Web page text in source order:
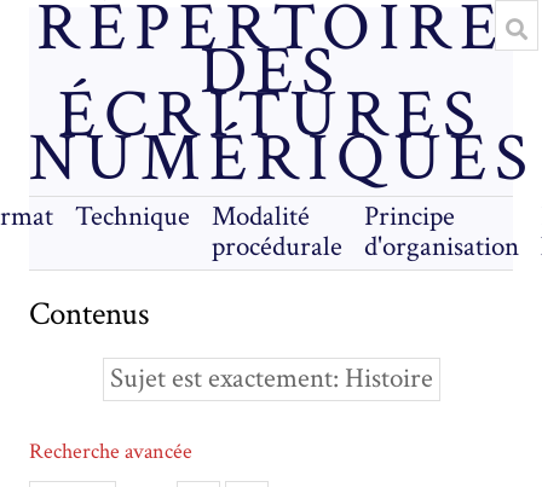
RÉPERTOIRE
DES
ÉCRITURES
NUMÉRIQUES
Technique
Modalité
procédurale
Principe
d'organisation
Contenus
Sujet est exactement Histoire
Recherche avancée